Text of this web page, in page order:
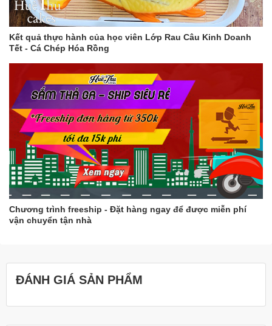
Kết quả thực hành của học viên Lớp Rau Câu Kinh Doanh
Tết - Cá Chép Hóa Rồng
Chương trình freeship - Đặt hàng ngay để được miễn phí
vận chuyển tận nhà
ĐÁNH GIÁ SẢN PHẨM